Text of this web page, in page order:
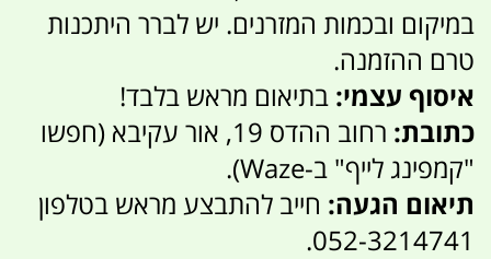
במיקום ובכמות המזרנים. יש לברר היתכנות
טרם ההזמנה.
איסוף עצמי: בתיאום מראש בלבד!
כתובת:
רחוב ההדס 19, אור עקיבא (חפשו
"קמפינג לייף" ב-Waze).
תיאום הגעה: חייב להתבצע מראש בטלפון
052-3214741.